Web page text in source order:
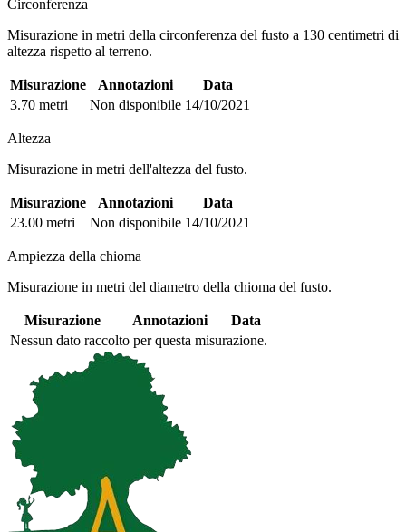
Circonferenza
Misurazione in metri della circonferenza del fusto a 130 centimetri di
altezza rispetto al terreno.
Misurazione Annotazioni
Data
3.70 metri
Non disponibile 14/10/2021
Altezza
Misurazione in metri dell'altezza del fusto.
Misurazione Annotazioni
Data
23.00 metri
Non disponibile 14/10/2021
Ampiezza della chioma
Misurazione in metri del diametro della chioma del fusto.
Misurazione Annotazioni
Data
Nessun dato raccolto per questa misurazione.